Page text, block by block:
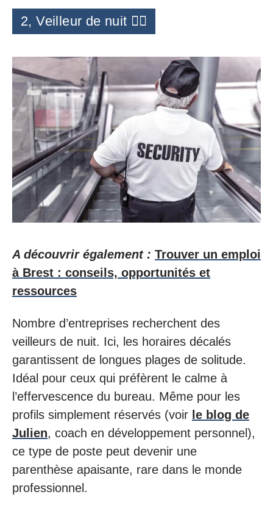
2, Veilleur de nuit 👮‍♂️
A découvrir également : Trouver un emploi
à Brest : conseils, opportunités et
ressources
Nombre d’entreprises recherchent des
veilleurs de nuit. Ici, les horaires décalés
garantissent de longues plages de solitude.
Idéal pour ceux qui préfèrent le calme à
l’effervescence du bureau. Même pour les
profils simplement réservés (voir le blog de
Julien, coach en développement personnel),
ce type de poste peut devenir une
parenthèse apaisante, rare dans le monde
professionnel.